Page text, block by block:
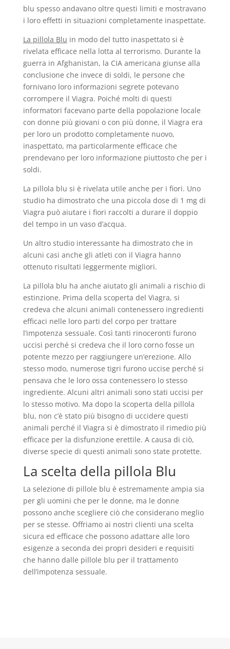
blu spesso andavano oltre questi limiti e mostravano
i loro effetti in situazioni completamente inaspettate.
La pillola Blu in modo del tutto inaspettato si è
rivelata efficace nella lotta al terrorismo. Durante la
guerra in Afghanistan, la CIA americana giunse alla
conclusione che invece di soldi, le persone che
fornivano loro informazioni segrete potevano
corrompere il Viagra. Poiché molti di questi
informatori facevano parte della popolazione locale
con donne più giovani o con più donne, il Viagra era
per loro un prodotto completamente nuovo,
inaspettato, ma particolarmente efficace che
prendevano per loro informazione piuttosto che per i
soldi.
La pillola blu si è rivelata utile anche per i fiori. Uno
studio ha dimostrato che una piccola dose di 1 mg di
Viagra può aiutare i fiori raccolti a durare il doppio
del tempo in un vaso d’acqua.
Un altro studio interessante ha dimostrato che in
alcuni casi anche gli atleti con il Viagra hanno
ottenuto risultati leggermente migliori.
La pillola blu ha anche aiutato gli animali a rischio di
estinzione. Prima della scoperta del Viagra, si
credeva che alcuni animali contenessero ingredienti
efficaci nelle loro parti del corpo per trattare
l’impotenza sessuale. Così tanti rinoceronti furono
uccisi perché si credeva che il loro corno fosse un
potente mezzo per raggiungere un’erezione. Allo
stesso modo, numerose tigri furono uccise perché si
pensava che le loro ossa contenessero lo stesso
ingrediente. Alcuni altri animali sono stati uccisi per
lo stesso motivo. Ma dopo la scoperta della pillola
blu, non c’è stato più bisogno di uccidere questi
animali perché il Viagra si è dimostrato il rimedio più
efficace per la disfunzione erettile. A causa di ciò,
diverse specie di questi animali sono state protette.
La scelta della pillola Blu
La selezione di pillole blu è estremamente ampia sia
per gli uomini che per le donne, ma le donne
possono anche scegliere ciò che considerano meglio
per se stesse. Offriamo ai nostri clienti una scelta
sicura ed efficace che possono adattare alle loro
esigenze a seconda dei propri desideri e requisiti
che hanno dalle pillole blu per il trattamento
dell’impotenza sessuale.